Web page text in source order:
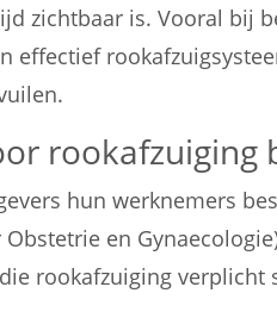
zichtbaar is. Vooral bij
rookafzuiging
hun werknemers
en
rookafzuiging